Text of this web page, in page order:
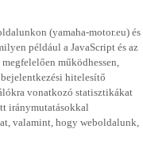
(yamaha-motor.eu) és
például a JavaScript és az
működhessen,
hitelesítő
vonatkozó statisztikákat
iránymutatásokkal
valamint, hogy weboldalunk,